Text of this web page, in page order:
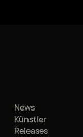
News
Künstler
Releases